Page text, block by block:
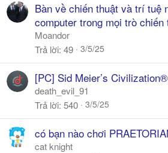
Bàn về chiến thuật và trí tuệ
computer trong mọi trò chiến
Moandor
Trả lời 49 3/5/25
[PC] Sid Meier’s
death_evil_91
Trả lời 540 3/5/25
có bạn nào chơi
cat knight